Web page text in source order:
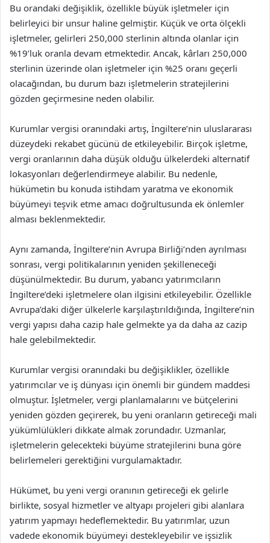
Bu orandaki değişiklik, özellikle büyük işletmeler için
belirleyici bir unsur haline gelmiştir. Küçük ve orta ölçekli
işletmeler, gelirleri 250,000 sterlinin altında olanlar için
%19’luk oranla devam etmektedir. Ancak, kârları 250,000
sterlinin üzerinde olan işletmeler için %25 oranı geçerli
olacağından, bu durum bazı işletmelerin stratejilerini
gözden geçirmesine neden olabilir.
Kurumlar vergisi oranındaki artış, İngiltere’nin uluslararası
düzeydeki rekabet gücünü de etkileyebilir. Birçok işletme,
vergi oranlarının daha düşük olduğu ülkelerdeki alternatif
lokasyonları değerlendirmeye alabilir. Bu nedenle,
hükümetin bu konuda istihdam yaratma ve ekonomik
büyümeyi teşvik etme amacı doğrultusunda ek önlemler
alması beklenmektedir.
Aynı zamanda, İngiltere’nin Avrupa Birliği’nden ayrılması
sonrası, vergi politikalarının yeniden şekilleneceği
düşünülmektedir. Bu durum, yabancı yatırımcıların
İngiltere’deki işletmelere olan ilgisini etkileyebilir. Özellikle
Avrupa’daki diğer ülkelerle karşılaştırıldığında, İngiltere’nin
vergi yapısı daha cazip hale gelmekte ya da daha az cazip
hale gelebilmektedir.
Kurumlar vergisi oranındaki bu değişiklikler, özellikle
yatırımcılar ve iş dünyası için önemli bir gündem maddesi
olmuştur. İşletmeler, vergi planlamalarını ve bütçelerini
yeniden gözden geçirerek, bu yeni oranların getireceği mali
yükümlülükleri dikkate almak zorundadır. Uzmanlar,
işletmelerin gelecekteki büyüme stratejilerini buna göre
belirlemeleri gerektiğini vurgulamaktadır.
Hükümet, bu yeni vergi oranının getireceği ek gelirle
birlikte, sosyal hizmetler ve altyapı projeleri gibi alanlara
yatırım yapmayı hedeflemektedir. Bu yatırımlar, uzun
vadede ekonomik büyümeyi destekleyebilir ve işsizlik